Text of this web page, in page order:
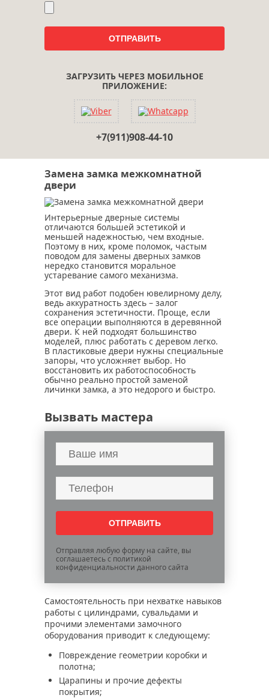
ЗАГРУЗИТЬ ЧЕРЕЗ МОБИЛЬНОЕ
ПРИЛОЖЕНИЕ:
+7(911)908-44-10
Замена замка межкомнатной
двери
Интерьерные дверные системы
отличаются большей эстетикой и
меньшей надежностью, чем входные.
Поэтому в них, кроме поломок, частым
поводом для замены дверных замков
нередко становится моральное
устаревание самого механизма.
Этот вид работ подобен ювелирному делу,
ведь аккуратность здесь – залог
сохранения эстетичности. Проще, если
все операции выполняются в деревянной
двери. К ней подходят большинство
моделей, плюс работать с деревом легко.
В пластиковые двери нужны специальные
запоры, что усложняет выбор. Но
восстановить их работоспособность
обычно реально простой заменой
личинки замка, а это недорого и быстро.
Вызвать мастера
Отправляя любую форму на сайте, вы
соглашаетесь с политикой
конфиденциальности данного сайта
Самостоятельность при нехватке навыков
работы с цилиндрами, сувальдами и
прочими элементами замочного
оборудования приводит к следующему:
Повреждение геометрии коробки и
полотна;
Царапины и прочие дефекты
покрытия;